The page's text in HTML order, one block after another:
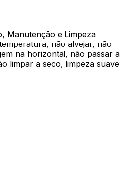
Manutenção e Limpeza
não alvejar, não
na horizontal, não passar a
limpar a seco, limpeza suave